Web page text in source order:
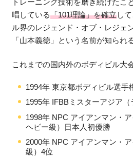
唱している「101理論」を確立し
ル界のレジェンド・オブ・レジェ
「山本義徳」という名前が知られ
これまでの国内外のボディビル大
1994年 東京都ボディビル選手
1995年 IFBBミスターアジア
1998年 NPC アイアンマン・
ヘビー級）日本人初優勝
2000年 NPC アイアンマン・
級）4位